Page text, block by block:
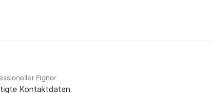
Eigner
Kontaktdaten